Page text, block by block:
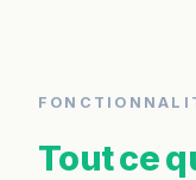
Tout ce